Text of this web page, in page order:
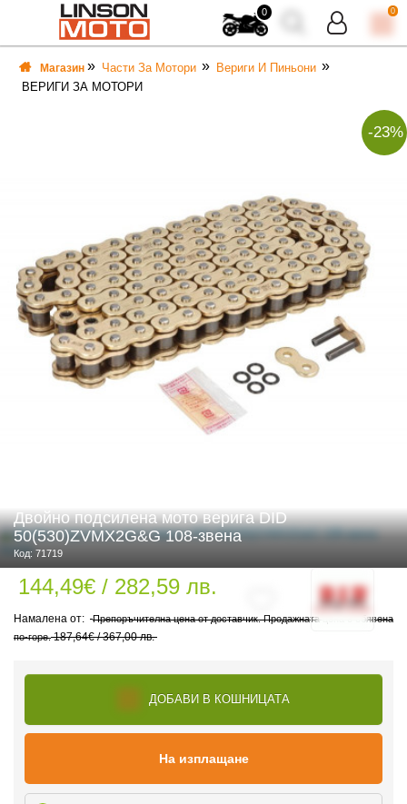
0 0
Магазин Части За Мотори
Вериги И Пиньони
ВЕРИГИ ЗА МОТОРИ
-23%
Двойно подсилена мото верига DID
50(530)ZVMX2G&G 108-звена
Код: 71719
144,49€ / 282,59 лв.
Препоръчителна цена от доставчик. Продажната цена е обявена
по-горе. 187,64€ / 367,00 лв.
ДОБАВИ В КОШНИЦАТА
На изплащане